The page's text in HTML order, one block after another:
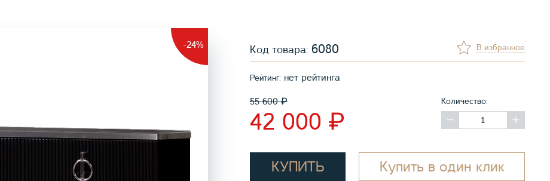
-24% Код товара: 6080 В избранное
Рейтинг: нет рейтинга
55 600₽
42 000 ₽
Количество:
КУПИТЬ Купить в один клик